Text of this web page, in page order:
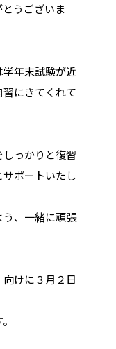
うございま
年末試験が近
にきてくれて
っかりと復習
ポートいたし
、一緒に頑張
けに３月２日